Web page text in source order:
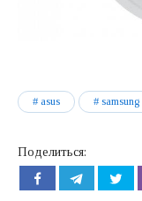
asus samsung
Поделиться: